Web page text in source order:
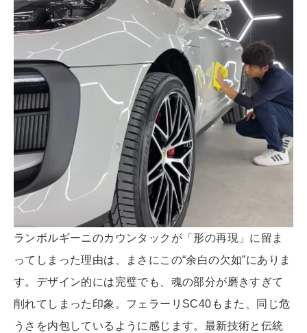
ランボルギーニのカウンタックが「形の再現」に留ま
ってしまった理由は、まさにこの“余白の欠如”にありま
す。デザイン的には完璧でも、魂の部分が磨きすぎて
削れてしまった印象。フェラーリSC40もまた、同じ危
うさを内包しているように感じます。最新技術と伝統